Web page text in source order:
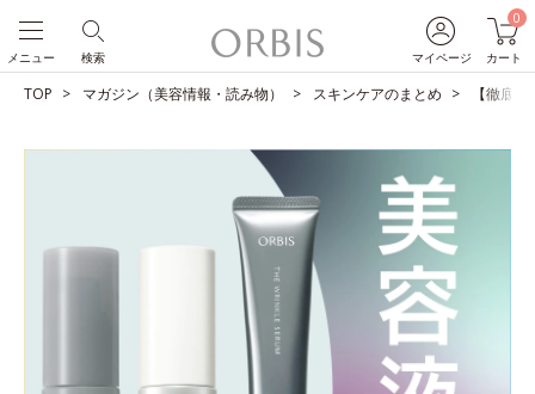
マイページ
0
カート
検索
メニュー
TOP マガジン（美容情報・読み物） スキンケアのまとめ 【徹底